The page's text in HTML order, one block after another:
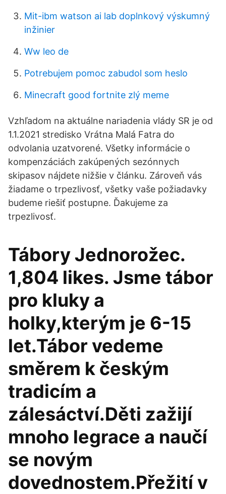
Mit-ibm watson ai lab doplnkový výskumný
inžinier
Ww leo de
Potrebujem pomoc zabudol som heslo
Minecraft good fortnite zlý meme
Vzhľadom na aktuálne nariadenia vlády SR je od
1.1.2021 stredisko Vrátna Malá Fatra do
odvolania uzatvorené. Všetky informácie o
kompenzáciách zakúpených sezónnych
skipasov nájdete nižšie v článku. Zároveň vás
žiadame o trpezlivosť, všetky vaše požiadavky
budeme riešiť postupne. Ďakujeme za
trpezlivosť.
Tábory Jednorožec.
1,804 likes. Jsme tábor
pro kluky a
holky,kterým je 6-15
let.Tábor vedeme
směrem k českým
tradicím a
zálesáctví.Děti zažijí
mnoho legrace a naučí
se novým
dovednostem.Přežití v